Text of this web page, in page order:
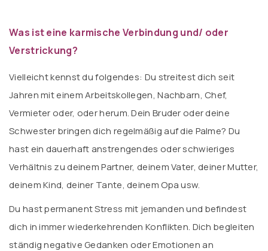
Was ist eine karmische Verbindung und/ oder
Verstrickung?
Vielleicht kennst du folgendes: Du streitest dich seit
Jahren mit einem Arbeitskollegen, Nachbarn, Chef,
Vermieter oder, oder herum. Dein Bruder oder deine
Schwester bringen dich regelmäßig auf die Palme? Du
hast ein dauerhaft anstrengendes oder schwieriges
Verhältnis zu deinem Partner, deinem Vater, deiner Mutter,
deinem Kind, deiner Tante, deinem Opa usw.
Du hast permanent Stress mit jemanden und befindest
dich in immer wiederkehrenden Konflikten. Dich begleiten
ständig negative Gedanken oder Emotionen an